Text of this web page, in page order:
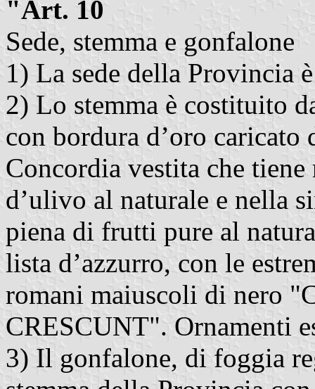
"Art. 10
Sede, stemma e gonfalone
1) La sede della Provincia
2) Lo stemma è costituito
con bordura d’oro caricato
Concordia vestita che
d’ulivo al naturale e nella
piena di frutti pure al
lista d’azzurro, con le
romani maiuscoli di nero
CRESCUNT". Ornamenti
3) Il gonfalone, di foggia